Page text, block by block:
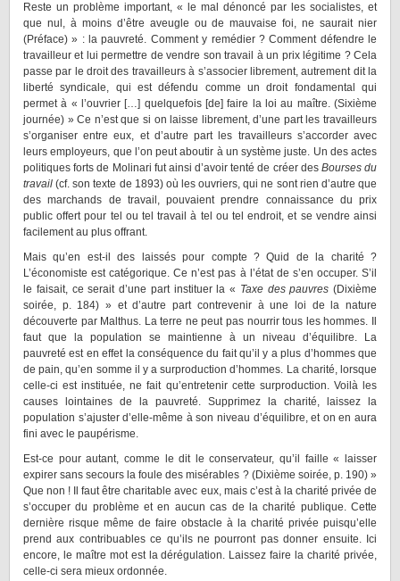
Reste un problème important, « le mal dénoncé par les socialistes, et
que nul, à moins d’être aveugle ou de mauvaise foi, ne saurait nier
(Préface) » : la pauvreté. Comment y remédier ? Comment défendre le
travailleur et lui permettre de vendre son travail à un prix légitime ? Cela
passe par le droit des travailleurs à s’associer librement, autrement dit la
liberté syndicale, qui est défendu comme un droit fondamental qui
permet à « l’ouvrier […] quelquefois [de] faire la loi au maître. (Sixième
journée) » Ce n’est que si on laisse librement, d’une part les travailleurs
s’organiser entre eux, et d’autre part les travailleurs s’accorder avec
leurs employeurs, que l’on peut aboutir à un système juste. Un des actes
politiques forts de Molinari fut ainsi d’avoir tenté de créer des Bourses du
travail (cf. son texte de 1893) où les ouvriers, qui ne sont rien d’autre que
des marchands de travail, pouvaient prendre connaissance du prix
public offert pour tel ou tel travail à tel ou tel endroit, et se vendre ainsi
facilement au plus offrant.
Mais qu’en est-il des laissés pour compte ? Quid de la charité ?
L’économiste est catégorique. Ce n’est pas à l’état de s’en occuper. S’il
le faisait, ce serait d’une part instituer la « Taxe des pauvres (Dixième
soirée, p. 184) » et d’autre part contrevenir à une loi de la nature
découverte par Malthus. La terre ne peut pas nourrir tous les hommes. Il
faut que la population se maintienne à un niveau d’équilibre. La
pauvreté est en effet la conséquence du fait qu’il y a plus d’hommes que
de pain, qu’en somme il y a surproduction d’hommes. La charité, lorsque
celle-ci est instituée, ne fait qu’entretenir cette surproduction. Voilà les
causes lointaines de la pauvreté. Supprimez la charité, laissez la
population s’ajuster d’elle-même à son niveau d’équilibre, et on en aura
fini avec le paupérisme.
Est-ce pour autant, comme le dit le conservateur, qu’il faille « laisser
expirer sans secours la foule des misérables ? (Dixième soirée, p. 190) »
Que non ! Il faut être charitable avec eux, mais c’est à la charité privée de
s’occuper du problème et en aucun cas de la charité publique. Cette
dernière risque même de faire obstacle à la charité privée puisqu’elle
prend aux contribuables ce qu’ils ne pourront pas donner ensuite. Ici
encore, le maître mot est la dérégulation. Laissez faire la charité privée,
celle-ci sera mieux ordonnée.